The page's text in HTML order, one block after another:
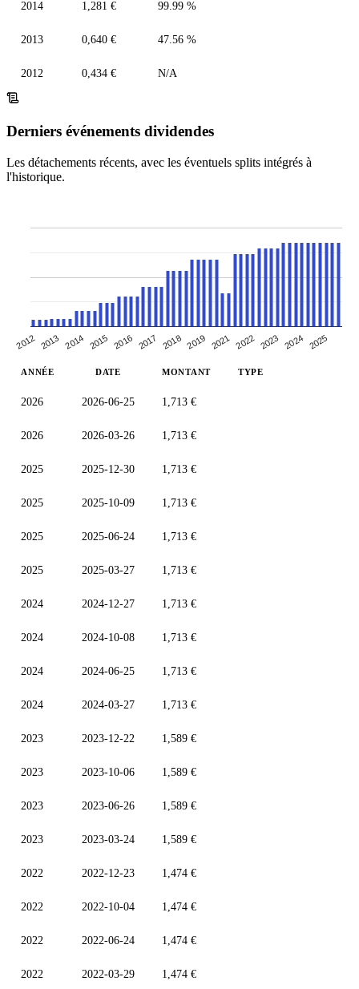
2014 1,281 € 99.99 %
2013 0,640 € 47.56 %
2012 0,434 € N/A
Derniers événements dividendes
Les détachements récents, avec les éventuels splits intégrés à
l'historique.
2012 2013 2014 2015 2016 2017 2018 2019 2021 2022 2023 2024 2025
ANNÉE DATE MONTANT TYPE
2026 2026-06-25 1,713 €
2026 2026-03-26 1,713 €
2025 2025-12-30 1,713 €
2025 2025-10-09 1,713 €
2025 2025-06-24 1,713 €
2025 2025-03-27 1,713 €
2024 2024-12-27 1,713 €
2024 2024-10-08 1,713 €
2024 2024-06-25 1,713 €
2024 2024-03-27 1,713 €
2023 2023-12-22 1,589 €
2023 2023-10-06 1,589 €
2023 2023-06-26 1,589 €
2023 2023-03-24 1,589 €
2022 2022-12-23 1,474 €
2022 2022-10-04 1,474 €
2022 2022-06-24 1,474 €
2022 2022-03-29 1,474 €